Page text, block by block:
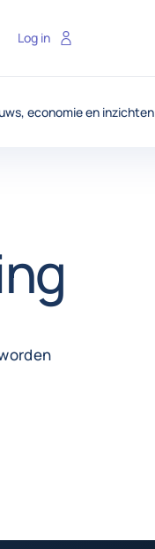
economie en inzichten
Log in